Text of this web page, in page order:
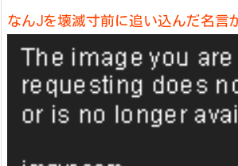
なんJを壊滅寸前に追い込んだ名言